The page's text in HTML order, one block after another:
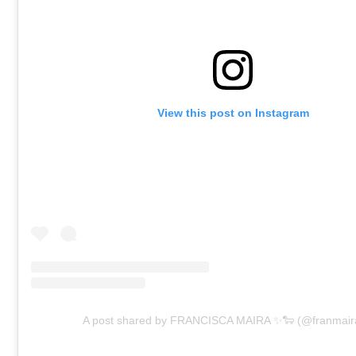
View this post on Instagram
A post shared by FRANCISCA MAIRA ✨🐑